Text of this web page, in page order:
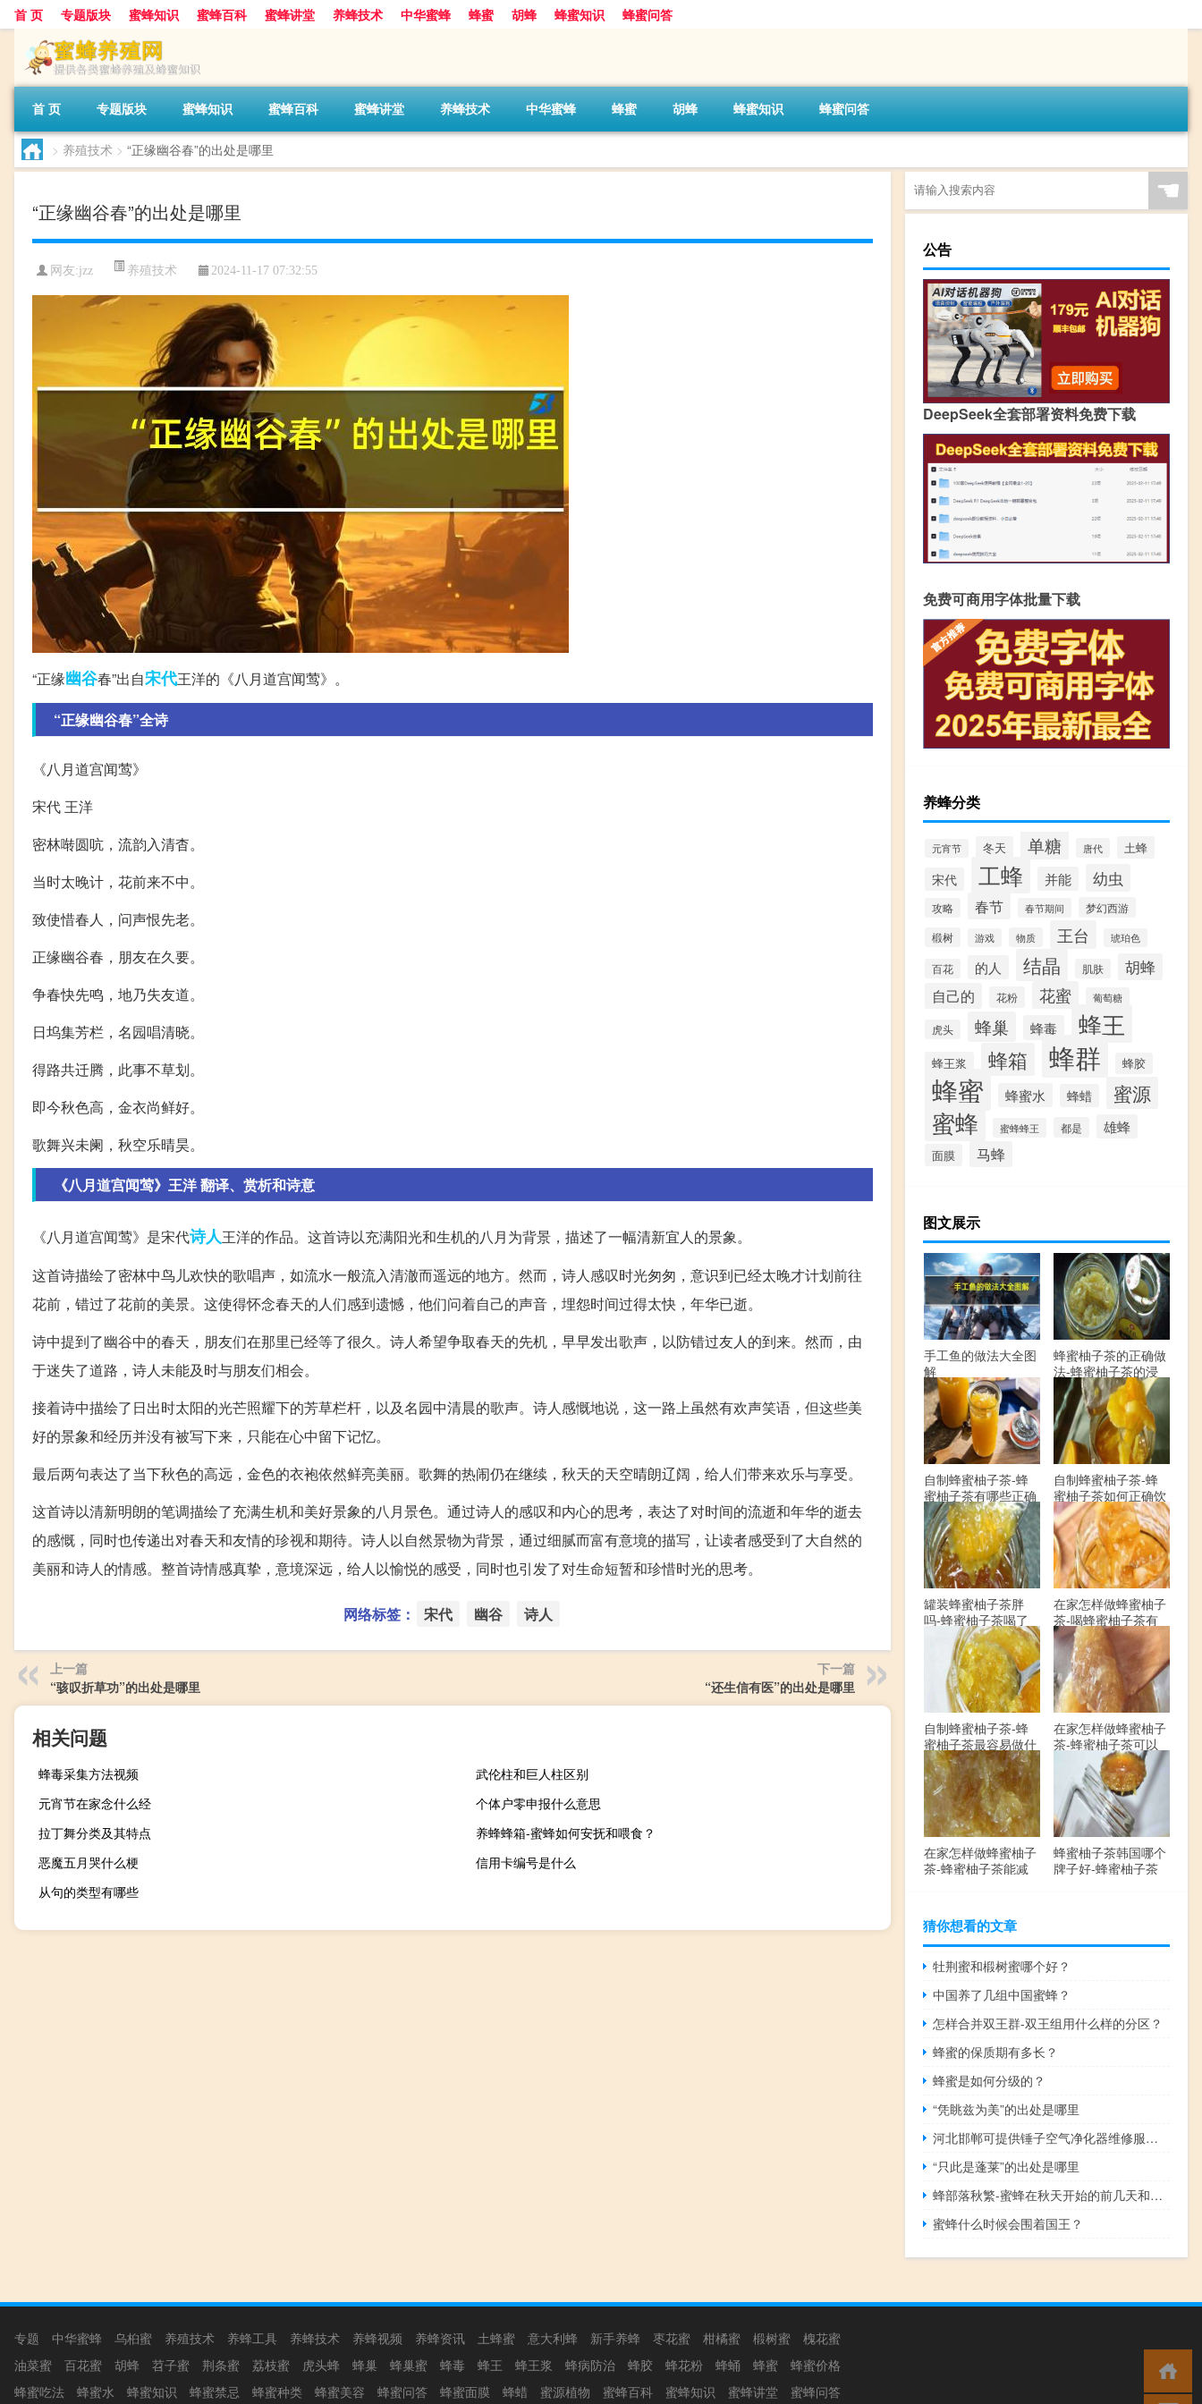
首 页 专题版块 蜜蜂知识 蜜蜂百科 蜜蜂讲堂 养蜂技术 中华蜜蜂 蜂蜜 胡蜂 蜂蜜知识 蜂蜜问答
首 页 专题版块 蜜蜂知识 蜜蜂百科 蜜蜂讲堂 养蜂技术 中华蜜蜂 蜂蜜 胡蜂 蜂蜜知识 蜂蜜问答
> 养殖技术 > “正缘幽谷春”的出处是哪里
“正缘幽谷春”的出处是哪里
网友:jzz 养殖技术 2024-11-17 07:32:55
“正缘幽谷春”出自宋代王洋的《八月道宫闻莺》。
“正缘幽谷春”全诗
《八月道宫闻莺》
宋代 王洋
密林啭圆吭，流韵入清杳。
当时太晚计，花前来不中。
致使惜春人，问声恨先老。
正缘幽谷春，朋友在久要。
争春快先鸣，地乃失友道。
日坞集芳栏，名园唱清晓。
得路共迁腾，此事不草划。
即今秋色高，金衣尚鲜好。
歌舞兴未阑，秋空乐晴昊。
《八月道宫闻莺》王洋 翻译、赏析和诗意
《八月道宫闻莺》是宋代诗人王洋的作品。这首诗以充满阳光和生机的八月为背景，描述了一幅清新宜人的景象。
这首诗描绘了密林中鸟儿欢快的歌唱声，如流水一般流入清澈而遥远的地方。然而，诗人感叹时光匆匆，意识到已经太晚才计划前往
花前，错过了花前的美景。这使得怀念春天的人们感到遗憾，他们问着自己的声音，埋怨时间过得太快，年华已逝。
诗中提到了幽谷中的春天，朋友们在那里已经等了很久。诗人希望争取春天的先机，早早发出歌声，以防错过友人的到来。然而，由
于迷失了道路，诗人未能及时与朋友们相会。
接着诗中描绘了日出时太阳的光芒照耀下的芳草栏杆，以及名园中清晨的歌声。诗人感慨地说，这一路上虽然有欢声笑语，但这些美
好的景象和经历并没有被写下来，只能在心中留下记忆。
最后两句表达了当下秋色的高远，金色的衣袍依然鲜亮美丽。歌舞的热闹仍在继续，秋天的天空晴朗辽阔，给人们带来欢乐与享受。
这首诗以清新明朗的笔调描绘了充满生机和美好景象的八月景色。通过诗人的感叹和内心的思考，表达了对时间的流逝和年华的逝去
的感慨，同时也传递出对春天和友情的珍视和期待。诗人以自然景物为背景，通过细腻而富有意境的描写，让读者感受到了大自然的
美丽和诗人的情感。整首诗情感真挚，意境深远，给人以愉悦的感受，同时也引发了对生命短暂和珍惜时光的思考。
网络标签： 宋代 幽谷 诗人
上一篇
“骇叹折草功”的出处是哪里
下一篇
“还生信有医”的出处是哪里
相关问题
蜂毒采集方法视频
武伦柱和巨人柱区别
元宵节在家念什么经
个体户零申报什么意思
拉丁舞分类及其特点
养蜂蜂箱-蜜蜂如何安抚和喂食？
恶魔五月哭什么梗
信用卡编号是什么
从句的类型有哪些
☚
公告
DeepSeek全套部署资料免费下载
免费可商用字体批量下载
养蜂分类
元宵节 冬天 单糖 唐代 土蜂
宋代 工蜂 并能 幼虫
攻略 春节 春节期间 梦幻西游
椴树 游戏 物质 王台 琥珀色
百花 的人 结晶 肌肤 胡蜂
自己的 花粉 花蜜 葡萄糖
虎头 蜂巢 蜂毒 蜂王
蜂王浆 蜂箱 蜂群 蜂胶
蜂蜜 蜂蜜水 蜂蜡 蜜源
蜜蜂 蜜蜂蜂王 都是 雄蜂
面膜 马蜂
图文展示
手工鱼的做法大全图
解
蜂蜜柚子茶的正确做
法-蜂蜜柚子茶的浸
泡方法有哪些？
自制蜂蜜柚子茶-蜂
蜜柚子茶有哪些正确
的做法？
自制蜂蜜柚子茶-蜂
蜜柚子茶如何正确饮
用？
罐装蜂蜜柚子茶胖
吗-蜂蜜柚子茶喝了
会发胖吗？
在家怎样做蜂蜜柚子
茶-喝蜂蜜柚子茶有
哪些禁忌？
自制蜂蜜柚子茶-蜂
蜜柚子茶最容易做什
么？
在家怎样做蜂蜜柚子
茶-蜂蜜柚子茶可以
解酒吗？
在家怎样做蜂蜜柚子
茶-蜂蜜柚子茶能减
蜂蜜柚子茶韩国哪个
牌子好-蜂蜜柚子茶
猜你想看的文章
牡荆蜜和椴树蜜哪个好？
中国养了几组中国蜜蜂？
怎样合并双王群-双王组用什么样的分区？
蜂蜜的保质期有多长？
蜂蜜是如何分级的？
“凭眺兹为美”的出处是哪里
河北邯郸可提供锤子空气净化器维修服务地址在哪
“只此是蓬莱”的出处是哪里
蜂部落秋繁-蜜蜂在秋天开始的前几天和后几天在秋天繁盛起来。
蜜蜂什么时候会围着国王？
专题 中华蜜蜂 乌桕蜜 养殖技术 养蜂工具 养蜂技术 养蜂视频 养蜂资讯 土蜂蜜 意大利蜂 新手养蜂 枣花蜜 柑橘蜜 椴树蜜
槐花蜜
油菜蜜
百花蜜 胡蜂 苕子蜜 荆条蜜 荔枝蜜 虎头蜂 蜂巢 蜂巢蜜 蜂毒 蜂王 蜂王浆 蜂病防治 蜂胶 蜂花粉 蜂蛹 蜂蜜
蜂蜜价格
蜂蜜吃法
蜂蜜水 蜂蜜知识 蜂蜜禁忌 蜂蜜种类 蜂蜜美容 蜂蜜问答 蜂蜜面膜 蜂蜡 蜜源植物 蜜蜂百科 蜜蜂知识 蜜蜂讲堂 蜜蜂问答